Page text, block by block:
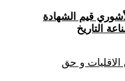
قيم الشهادة
التاريخ
الاقليات و حق